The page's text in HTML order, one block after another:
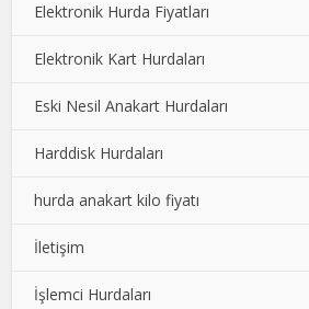
Elektronik Hurda Fiyatları
Elektronik Kart Hurdaları
Eski Nesil Anakart Hurdaları
Harddisk Hurdaları
hurda anakart kilo fiyatı
İletişim
İşlemci Hurdaları